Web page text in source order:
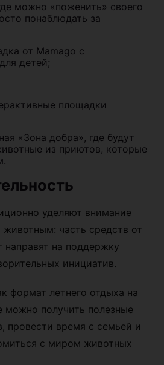
можно «поженить» своего
понаблюдать за
от Mamago с
детей;
площадки
«Зона добра», где будут
из приютов, которые
уделяют внимание
часть средств от
направят на поддержку
инициатив.
формат летнего отдыха на
можно получить полезные
провести время с семьей и
с миром животных